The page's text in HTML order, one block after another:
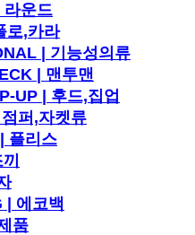
라운드
로,카라
| 기능성의류
| 맨투맨
UP | 후드,집업
퍼,자켓류
플리스
| 에코백
품